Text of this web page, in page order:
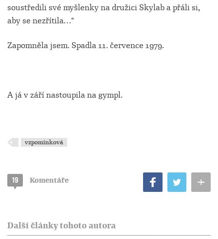
soustředili své myšlenky na družici Skylab a přáli si,
aby se nezřítila…“
Zapomněla jsem. Spadla 11. července 1979.
A já v září nastoupila na gympl.
vzpomínková
19 Komentáře +
Další články tohoto autora